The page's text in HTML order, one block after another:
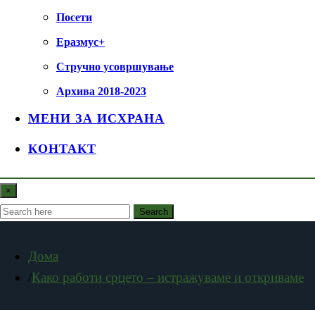
Посети
Еразмус+
Стручно усовршување
Архива 2018-2023
МЕНИ ЗА ИСХРАНА
КОНТАКТ
×
Search
Дома
Како работи срцето – истражуваме и откриваме